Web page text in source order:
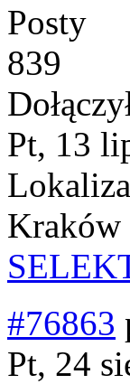
Posty
839
Pt, 13
Kraków
#76863
Pt, 24